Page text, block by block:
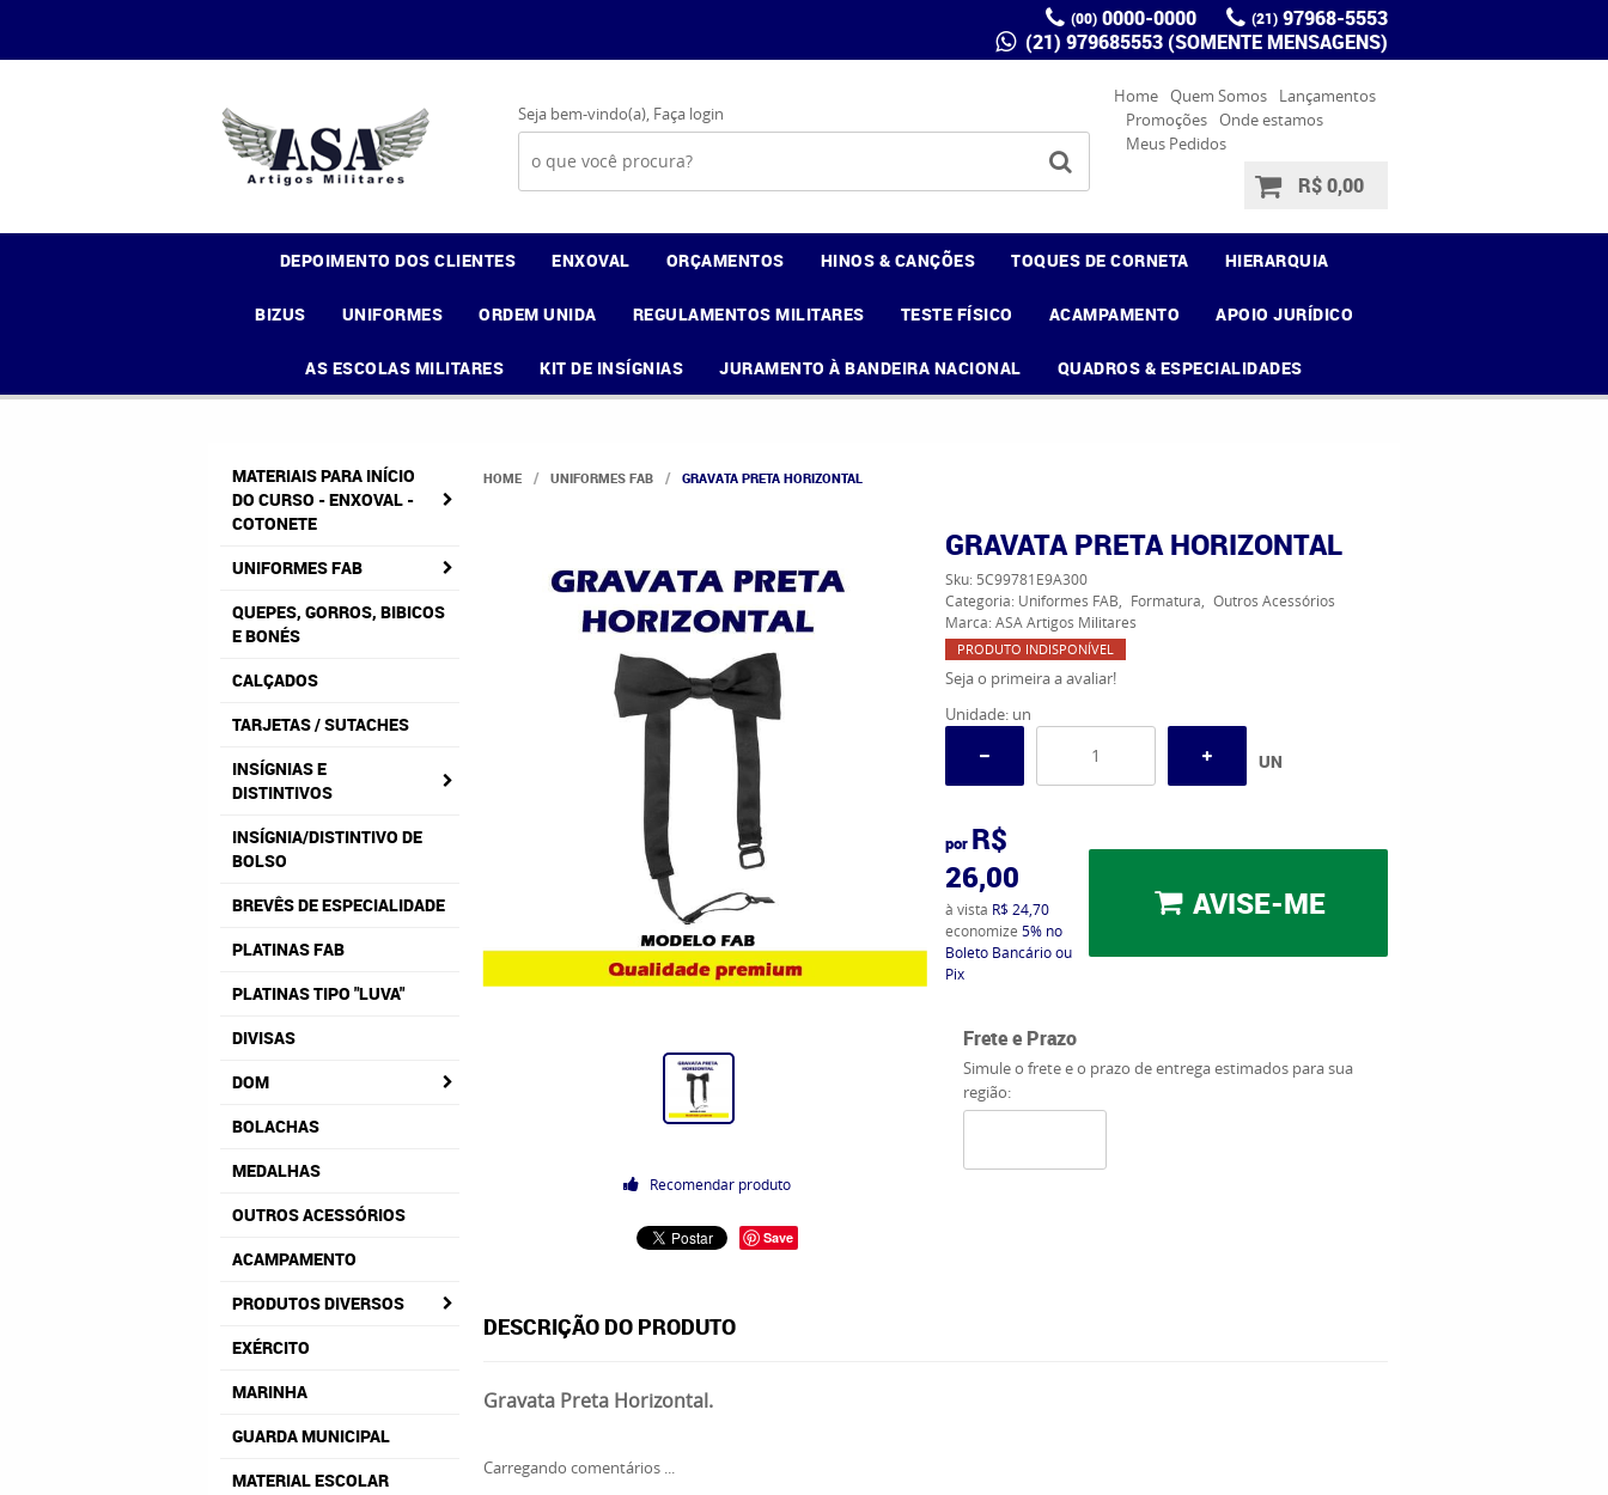
(00) 0000-0000 (21) 97968-5553
(21) 979685553 (SOMENTE MENSAGENS)
Seja bem-vindo(a), Faça login
Home Quem Somos
Lançamentos
Promoções Onde estamos
Meus Pedidos
R$ 0,00
DEPOIMENTO DOS CLIENTES ENXOVAL ORÇAMENTOS HINOS & CANÇÕES TOQUES DE CORNETA HIERARQUIA
BIZUS UNIFORMES ORDEM UNIDA REGULAMENTOS MILITARES TESTE FÍSICO ACAMPAMENTO APOIO JURÍDICO
AS ESCOLAS MILITARES KIT DE INSÍGNIAS JURAMENTO À BANDEIRA NACIONAL QUADROS & ESPECIALIDADES
MATERIAIS PARA INÍCIO
DO CURSO - ENXOVAL -
COTONETE
UNIFORMES FAB
QUEPES, GORROS, BIBICOS
E BONÉS
CALÇADOS
TARJETAS / SUTACHES
INSÍGNIAS E
DISTINTIVOS
INSÍGNIA/DISTINTIVO DE
BOLSO
BREVÊS DE ESPECIALIDADE
PLATINAS FAB
PLATINAS TIPO "LUVA"
DIVISAS
DOM
BOLACHAS
MEDALHAS
OUTROS ACESSÓRIOS
ACAMPAMENTO
PRODUTOS DIVERSOS
EXÉRCITO
MARINHA
GUARDA MUNICIPAL
MATERIAL ESCOLAR
HOME UNIFORMES FAB GRAVATA PRETA HORIZONTAL
Recomendar produto
Save
GRAVATA PRETA HORIZONTAL
Sku: 5C99781E9A300
Categoria: Uniformes FAB Formatura
Outros Acessórios
Marca:ASA Artigos Militares
PRODUTO INDISPONÍVEL
Seja o primeira a avaliar!
Unidade: un
UN
por R$
26,00
à vista R$ 24,70
economize 5% no
Boleto Bancário ou
Pix
AVISE-ME
Frete e Prazo
Simule o frete e o prazo de entrega estimados para sua
região:
DESCRIÇÃO DO PRODUTO
Gravata Preta Horizontal.
Carregando comentários ...